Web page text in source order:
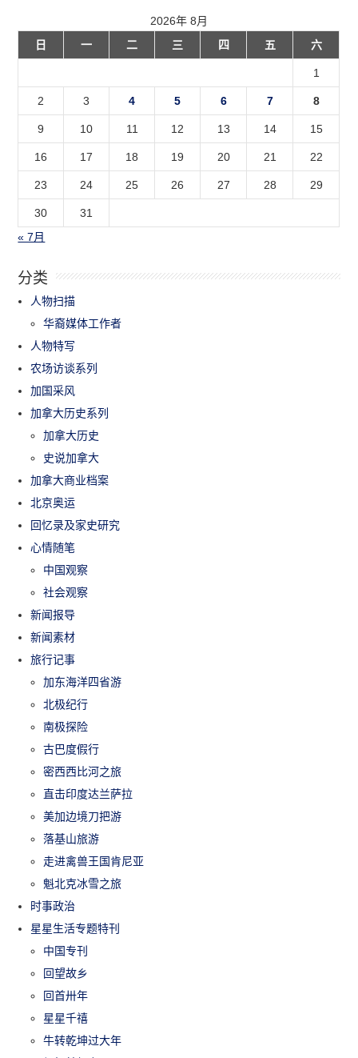
2026年 8月
日
一 二 三 四 五 六
1
2 3 4 5 6 7 8
9 10 11 12 13 14 15
16 17 18 19 20 21 22
23 24 25 26 27 28 29
30
31
« 7月
分类
人物扫描
华裔媒体工作者
人物特写
农场访谈系列
加国采风
加拿大历史系列
加拿大历史
史说加拿大
加拿大商业档案
北京奥运
回忆录及家史研究
心情随笔
中国观察
社会观察
新闻报导
新闻素材
旅行记事
加东海洋四省游
北极纪行
南极探险
古巴度假行
密西西比河之旅
直击印度达兰萨拉
美加边境刀把游
落基山旅游
走进禽兽王国肯尼亚
魁北克冰雪之旅
时事政治
星星生活专题特刊
中国专刊
回望故乡
回首卅年
星星千禧
牛转乾坤过大年